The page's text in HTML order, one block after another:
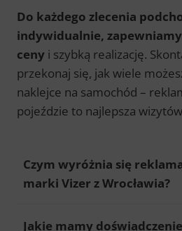
Do każdego zlecenia
indywidualnie,
ceny i szybką realizację.
przekonaj się, jak wiele
naklejce na samochód –
pojeździe to najlepsza
Czym wyróżnia się
marki Vizer z Wrocławia?
Jakie mamy